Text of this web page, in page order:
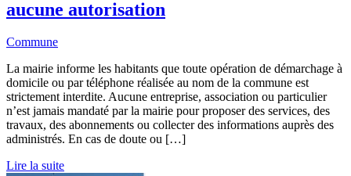
aucune autorisation
Commune
La mairie informe les habitants que toute opération de démarchage à
domicile ou par téléphone réalisée au nom de la commune est
strictement interdite. Aucune entreprise, association ou particulier
n’est jamais mandaté par la mairie pour proposer des services, des
travaux, des abonnements ou collecter des informations auprès des
administrés. En cas de doute ou […]
Lire la suite